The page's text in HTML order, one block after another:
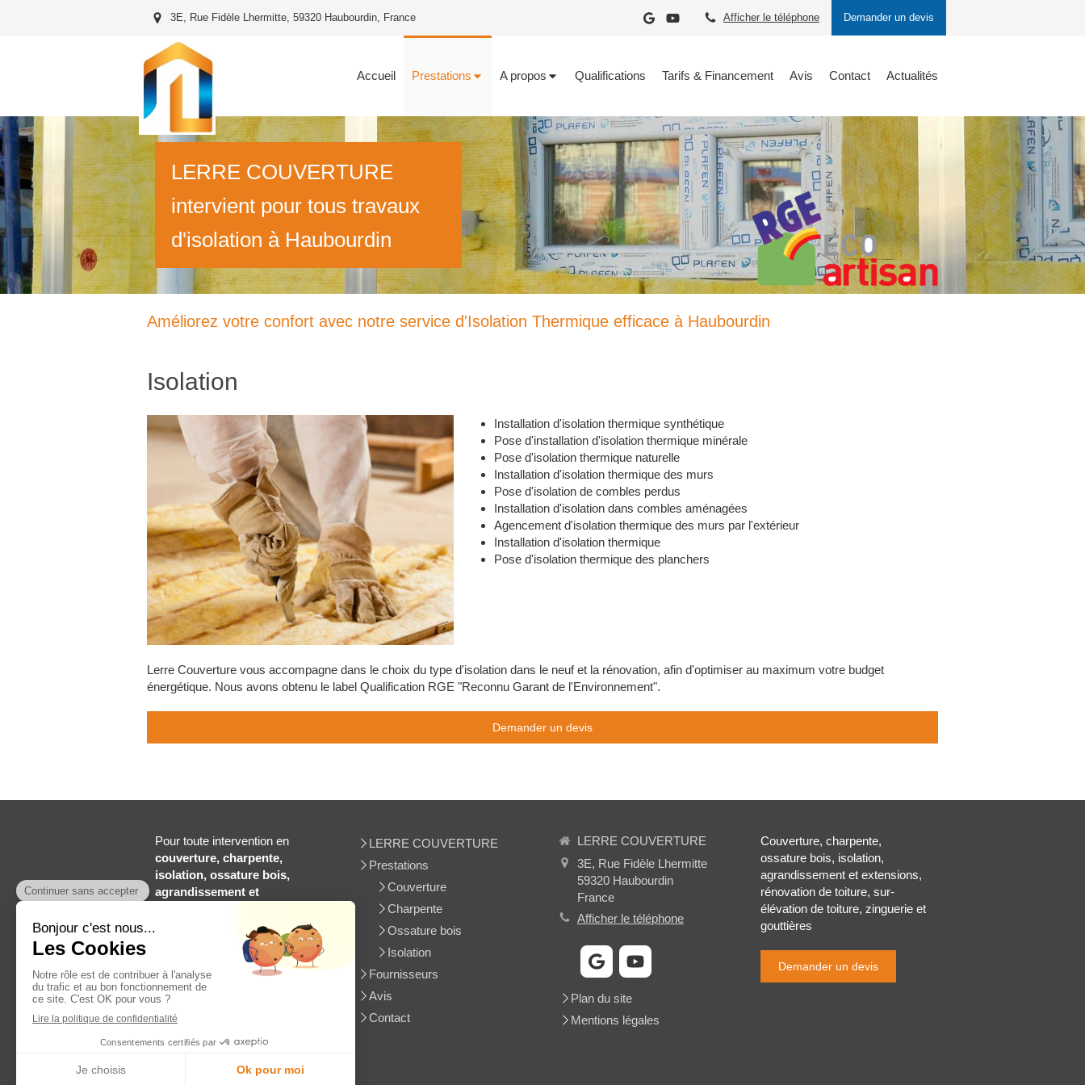
3E, Rue Fidèle Lhermitte, 59320 Haubourdin, France Demander un devis
Afficher le téléphone
Accueil Prestations A propos Qualifications Tarifs & Financement Avis Contact Actualités
LERRE COUVERTURE
intervient pour tous travaux
d'isolation à Haubourdin
Améliorez votre confort avec notre service d'Isolation Thermique efficace à Haubourdin
Isolation
Installation d'isolation thermique synthétique
Pose d'installation d'isolation thermique minérale
Pose d'isolation thermique naturelle
Installation d'isolation thermique des murs
Pose d'isolation de combles perdus
Installation d'isolation dans combles aménagées
Agencement d'isolation thermique des murs par l'extérieur
Installation d'isolation thermique
Pose d'isolation thermique des planchers
Lerre Couverture vous accompagne dans le choix du type d'isolation dans le neuf et la rénovation, afin d'optimiser au maximum votre budget
énergétique. Nous avons obtenu le label Qualification RGE "Reconnu Garant de l'Environnement".
Demander un devis
Pour toute intervention en
couverture, charpente,
isolation, ossature bois,
agrandissement et
toiture, sur-élévation de
toiture, zinguerie et
Haubourdinet
dans tout le département de
Nord, faites nous part de vos
une entreprise
RGE Qualibat
LERRE COUVERTURE
Prestations
Couverture
Charpente
Ossature bois
Isolation
Fournisseurs
Avis
Contact
LERRE COUVERTURE
3E, Rue Fidèle Lhermitte
59320 Haubourdin
France
Afficher le téléphone
Plan du site
Mentions légales
Couverture, charpente,
ossature bois, isolation,
agrandissement et extensions,
rénovation de toiture, sur-
élévation de toiture, zinguerie et
gouttières
Demander un devis